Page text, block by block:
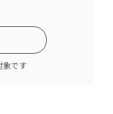
象です